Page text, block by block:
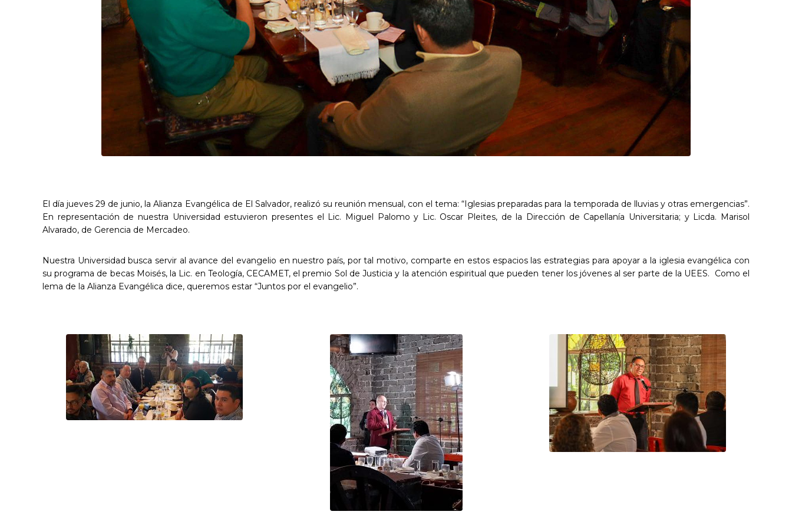
El día jueves 29 de junio, la Alianza Evangélica de El Salvador, realizó su reunión mensual, con el tema: “Iglesias preparadas para la temporada de lluvias y otras emergencias”.
En representación de nuestra Universidad estuvieron presentes el Lic. Miguel Palomo y Lic. Oscar Pleites, de la Dirección de Capellanía Universitaria; y Licda. Marisol
Alvarado, de Gerencia de Mercadeo.
Nuestra Universidad busca servir al avance del evangelio en nuestro país, por tal motivo, comparte en estos espacios las estrategias para apoyar a la iglesia evangélica con
su programa de becas Moisés, la Lic. en Teología, CECAMET, el premio Sol de Justicia y la atención espiritual que pueden tener los jóvenes al ser parte de la UEES. Como el
lema de la Alianza Evangélica dice, queremos estar “Juntos por el evangelio”.